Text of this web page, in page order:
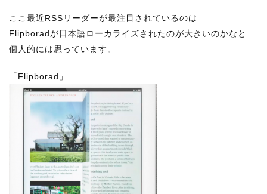
ここ最近RSSリーダーが最注目されているのは
Flipboradが日本語ローカライズされたのが大きいのかなと
個人的には思っています。
「Flipborad」